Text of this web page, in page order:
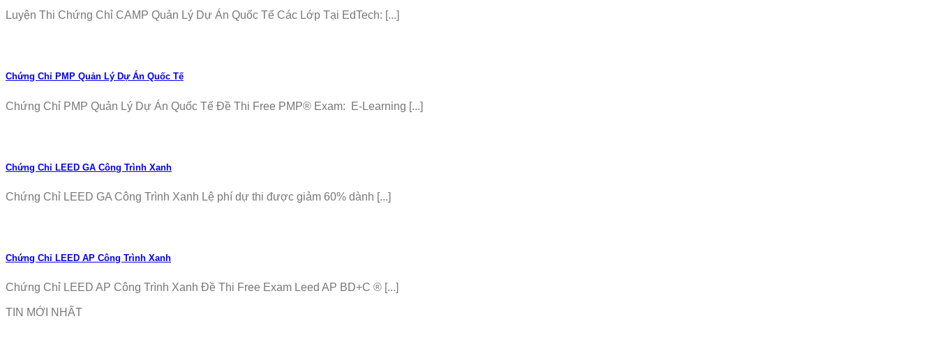
Luyện Thi Chứng Chỉ CAMP Quản Lý Dự Án Quốc Tế Các Lớp Tại EdTech: [...]
Chứng Chỉ PMP Quản Lý Dự Án Quốc Tế
Chứng Chỉ PMP Quản Lý Dự Án Quốc Tế Đề Thi Free PMP® Exam: E-Learning [...]
Chứng Chỉ LEED GA Công Trình Xanh
Chứng Chỉ LEED GA Công Trình Xanh Lệ phí dự thi được giảm 60% dành [...]
Chứng Chỉ LEED AP Công Trình Xanh
Chứng Chỉ LEED AP Công Trình Xanh Đề Thi Free Exam Leed AP BD+C ® [...]
TIN MỚI NHẤT